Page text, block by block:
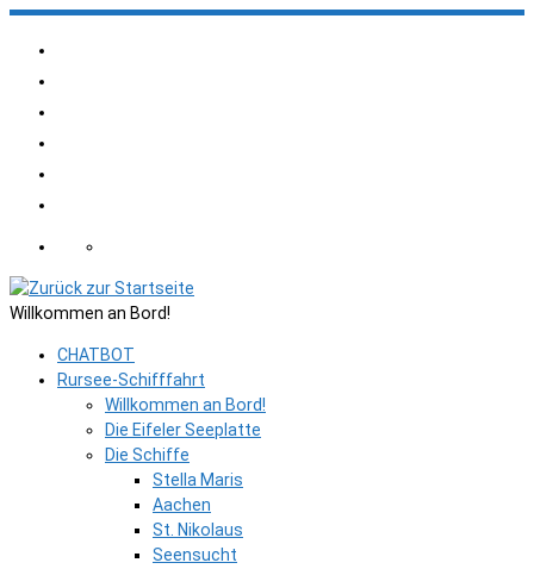
Zum
Inhalt
Willkommen an Bord!
CHATBOT
Rursee-Schifffahrt
Willkommen an Bord!
Die Eifeler Seeplatte
Die Schiffe
Stella Maris
Aachen
St. Nikolaus
Seensucht